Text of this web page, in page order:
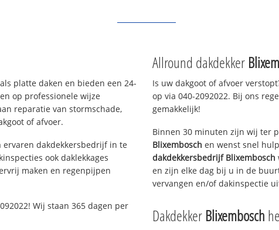
platte daken en bieden een 24-
op professionele wijze
reparatie van stormschade,
of afvoer.
dakdekkersbedrijf in te
ook daklekkages
maken en regenpijpen
Wij staan 365 dagen per
Allround dakdekker
Is uw dakgoot of afvoer
op via 040-2092022. Bij ons
gemakkelijk!
Binnen 30 minuten zijn wij ter
Blixembosch en wenst snel
dakdekkersbedrijf Blixembosch
en zijn elke dag bij u in de
vervangen en/of dakinspectie
Dakdekker Blixembosch